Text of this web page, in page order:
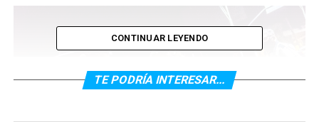
CONTINUAR LEYENDO
TE PODRÍA INTERESAR...